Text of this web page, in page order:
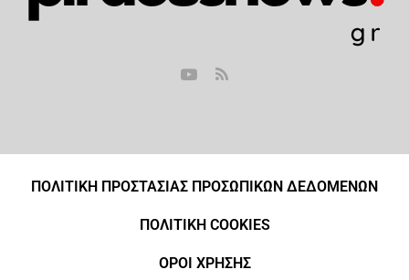
ΠΟΛΙΤΙΚΗ ΠΡΟΣΤΑΣΙΑΣ ΠΡΟΣΩΠΙΚΩΝ ΔΕΔΟΜΕΝΩΝ
ΠΟΛΙΤΙΚΗ COOKIES
ΟΡΟΙ ΧΡΗΣΗΣ